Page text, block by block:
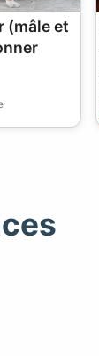
(mâle et